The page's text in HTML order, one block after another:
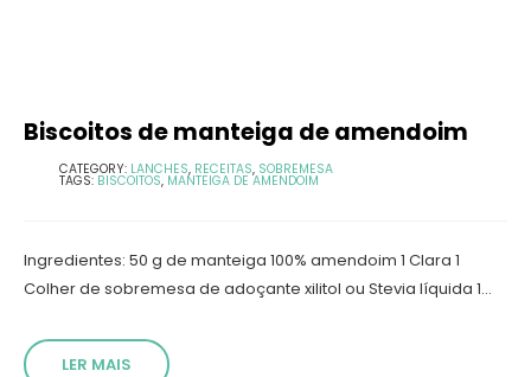
Biscoitos de manteiga de amendoim
CATEGORY: LANCHES, RECEITAS, SOBREMESA
TAGS: BISCOITOS, MANTEIGA DE AMENDOIM
Ingredientes: 50 g de manteiga 100% amendoim 1 Clara 1
Colher de sobremesa de adoçante xilitol ou Stevia líquida 1...
LER MAIS